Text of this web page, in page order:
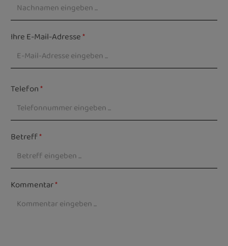
Ihre E-Mail-Adresse*
Telefon*
Betreff*
Kommentar*